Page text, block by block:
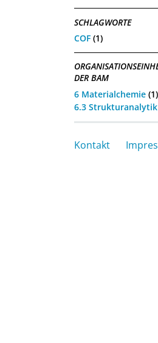
SCHLAGWORTE
COF (1)
DER BAM
6 Materialchemie (1)
6.3 Strukturanalytik
Kontakt